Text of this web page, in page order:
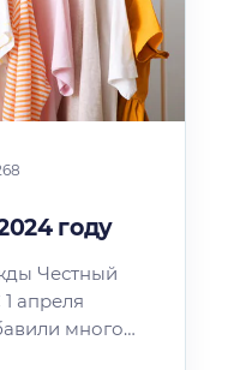
году
Честный
апреля
много